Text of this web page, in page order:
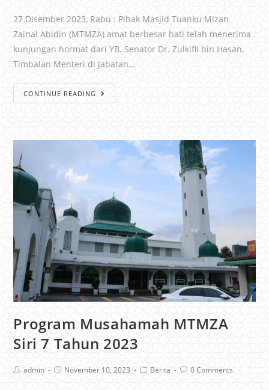
27 Disember 2023, Rabu : Pihak Masjid Tuanku Mizan
Zainal Abidin (MTMZA) amat berbesar hati telah menerima
kunjungan hormat dari YB. Senator Dr. Zulkifli bin Hasan,
Timbalan Menteri di Jabatan…
CONTINUE READING
Program Musahamah MTMZA
Siri 7 Tahun 2023
admin November 10, 2023 Berita 0 Comments